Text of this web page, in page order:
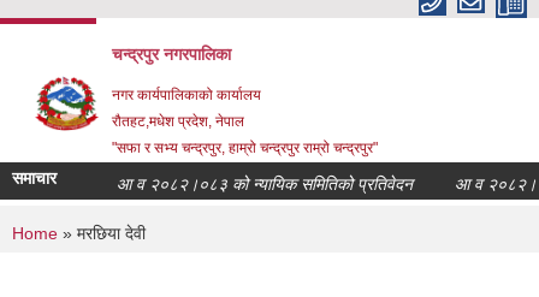
चन्द्रपुर नगरपालिका
नगर कार्यपालिकाको कार्यालय
रौतहट,मधेश प्रदेश, नेपाल
"सफा र सभ्य चन्द्रपुर, हाम्रो चन्द्रपुर राम्रो चन्द्रपुर"
समाचार आ व २०८२।०८३ को न्यायिक समितिको प्रतिवेदन आ व २०८२।०८३
You are here
Home » मरछिया देवी